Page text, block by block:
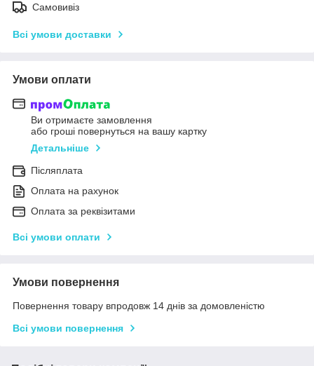
Самовивіз
Всі умови доставки
Умови оплати
Ви отримаєте замовлення
або гроші повернуться на вашу картку
Детальніше
Післяплата
Оплата на рахунок
Оплата за реквізитами
Всі умови оплати
Умови повернення
Повернення товару впродовж 14 днів за домовленістю
Всі умови повернення